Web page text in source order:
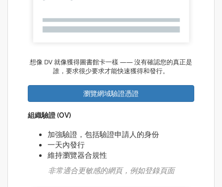
想像 DV 就像獲得圖書館卡一樣 —— 沒有確認您的真正是
誰，要求很少要求才能快速獲得和發行。
瀏覽網域驗證憑證
組織驗證 (OV)
加強驗證，包括驗證申請人的身份
一天內發行
維持瀏覽器合規性
非常適合更敏感的網頁，例如登錄頁面